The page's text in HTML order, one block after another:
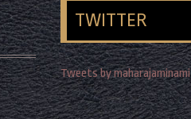
TWITTER
Tweets by maharajaminami